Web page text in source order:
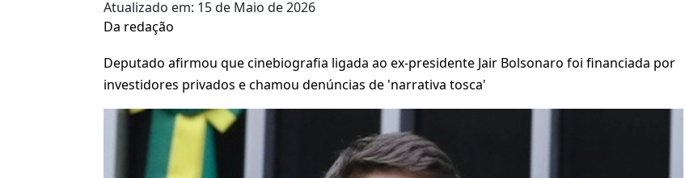
Atualizado em: 15 de Maio de 2026
Da redação
Deputado afirmou que cinebiografia ligada ao ex-presidente Jair Bolsonaro foi financiada por
investidores privados e chamou denúncias de 'narrativa tosca'